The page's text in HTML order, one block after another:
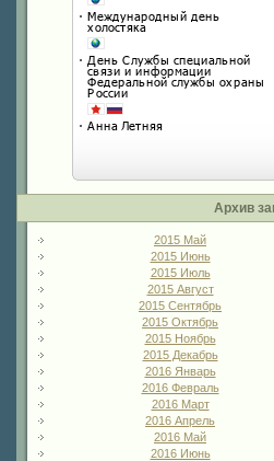
Архив
2015 Май
2015 Июнь
2015 Июль
2015 Август
2015 Сентябрь
2015 Октябрь
2015 Ноябрь
2015 Декабрь
2016 Январь
2016 Февраль
2016 Март
2016 Апрель
2016 Май
2016 Июнь